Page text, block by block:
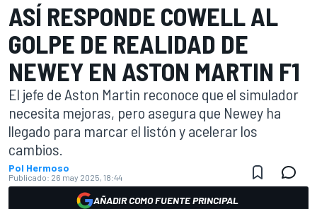
ASÍ RESPONDE COWELL AL
GOLPE DE REALIDAD DE
NEWEY EN ASTON MARTIN F1
El jefe de Aston Martin reconoce que el simulador
necesita mejoras, pero asegura que Newey ha
llegado para marcar el listón y acelerar los
cambios.
Pol Hermoso
Publicado: 26 may 2025, 18:44
AÑADIR COMO FUENTE PRINCIPAL